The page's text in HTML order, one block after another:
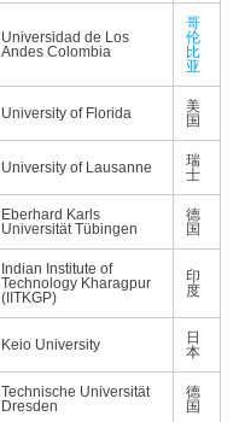
Universidad de Los
Andes Colombia
哥
伦
比
亚
University of Florida
美
国
University of Lausanne
瑞
士
Eberhard Karls
Universität Tübingen
德
国
Indian Institute of
Technology Kharagpur
(IITKGP)
印
度
Keio University
日
本
Technische Universität
Dresden
德
国